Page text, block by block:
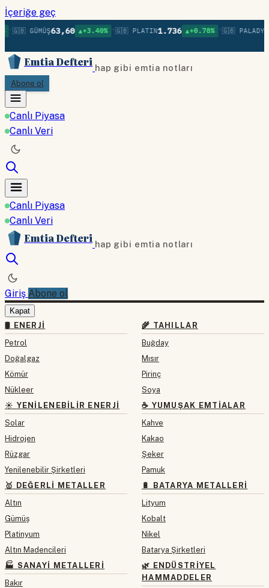
İçeriğe geç
🇬🇧 GÜMÜŞ63,60 ▲+3.40% •🇬🇧 PLATIN1.736 ▲+0.78% •🇬🇧 PALADYUM
Emtia Defteri hap gibi emtia notları
Abone ol
Canlı Piyasa
Canlı Veri
Canlı Piyasa
Canlı Veri
Emtia Defteri hap gibi emtia notları
Giriş Abone ol
Kapat
🛢 ENERJI
Petrol
Doğalgaz
Kömür
Nükleer
☀️ YENILENEBILIR ENERJI
Solar
Hidrojen
Rüzgar
Yenilenebilir Şirketleri
🥇 DEĞERLI METALLER
Altın
Gümüş
Platinyum
Altın Madencileri
🏭 SANAYI METALLERI
Bakır
🌾 TAHILLAR
Buğday
Mısır
Pirinç
Soya
☕ YUMUŞAK EMTIALAR
Kahve
Kakao
Şeker
Pamuk
🔋 BATARYA METALLERI
Lityum
Kobalt
Nikel
Batarya Şirketleri
🌿 ENDÜSTRIYEL
HAMMADDELER